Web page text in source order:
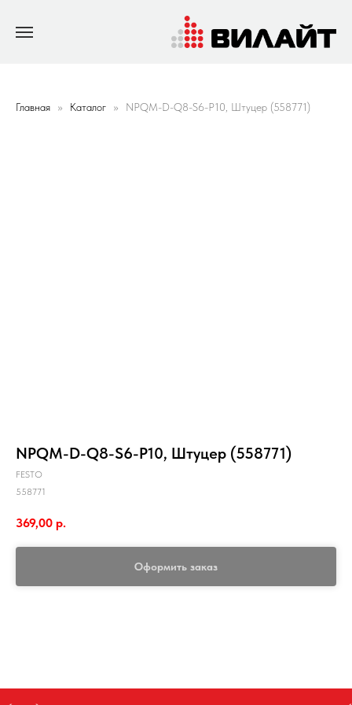
Главная Каталог NPQM-D-Q8-S6-P10, Штуцер (558771)
NPQM-D-Q8-S6-P10, Штуцер (558771)
FESTO
558771
369,00 р.
Оформить заказ